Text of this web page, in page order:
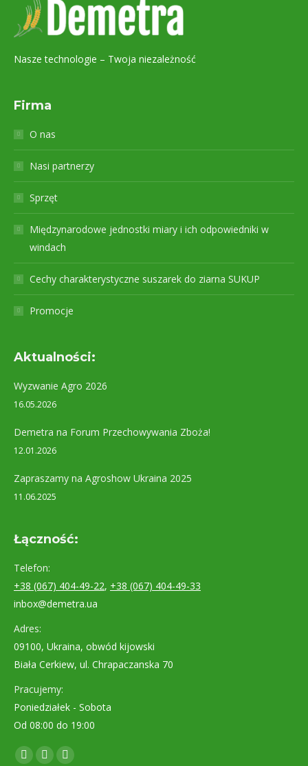
Nasze technologie – Twoja niezależność
Firma
O nas
Nasi partnerzy
Sprzęt
Międzynarodowe jednostki miary i ich odpowiedniki w
windach
Cechy charakterystyczne suszarek do ziarna SUKUP
Promocje
Aktualności:
Wyzwanie Agro 2026
16.05.2026
Demetra na Forum Przechowywania Zboża!
12.01.2026
Zapraszamy na Agroshow Ukraina 2025
11.06.2025
Łączność:
Telefon:
+38 (067) 404-49-22, +38 (067) 404-49-33
inbox@demetra.ua
Adres:
09100, Ukraina, obwód kijowski
Biała Cerkiew, ul. Chrapaczanska 70
Pracujemy:
Poniedziałek - Sobota
Od 08:00 do 19:00
Znajdź nas na:
Facebook
YouTubeInstagram